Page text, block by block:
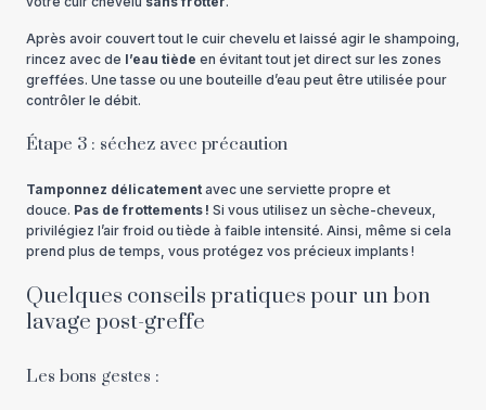
Après avoir couvert tout le cuir chevelu et laissé agir le shampoing,
rincez avec de l’eau tiède en évitant tout jet direct sur les zones
greffées. Une tasse ou une bouteille d’eau peut être utilisée pour
contrôler le débit.
Étape 3 : séchez avec précaution
Tamponnez délicatement avec une serviette propre et
douce. Pas de frottements ! Si vous utilisez un sèche-cheveux,
privilégiez l’air froid ou tiède à faible intensité. Ainsi, même si cela
prend plus de temps, vous protégez vos précieux implants !
Quelques conseils pratiques pour un bon
lavage post-greffe
Les bons gestes :